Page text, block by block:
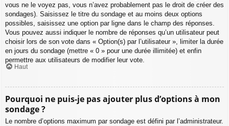
vous ne le voyez pas, vous n’avez probablement pas le droit de créer des
sondages). Saisissez le titre du sondage et au moins deux options
possibles, saisissez une option par ligne dans le champ des réponses.
Vous pouvez aussi indiquer le nombre de réponses qu’un utilisateur peut
choisir lors de son vote dans « Option(s) par l’utilisateur », limiter la durée
en jours du sondage (mettre « 0 » pour une durée illimitée) et enfin
permettre aux utilisateurs de modifier leur vote.
Haut
Pourquoi ne puis-je pas ajouter plus d’options à mon
sondage ?
Le nombre d’options maximum par sondage est défini par l’administrateur.